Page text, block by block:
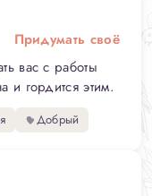
Придумать своё
вас с работы
и гордится этим.
Добрый